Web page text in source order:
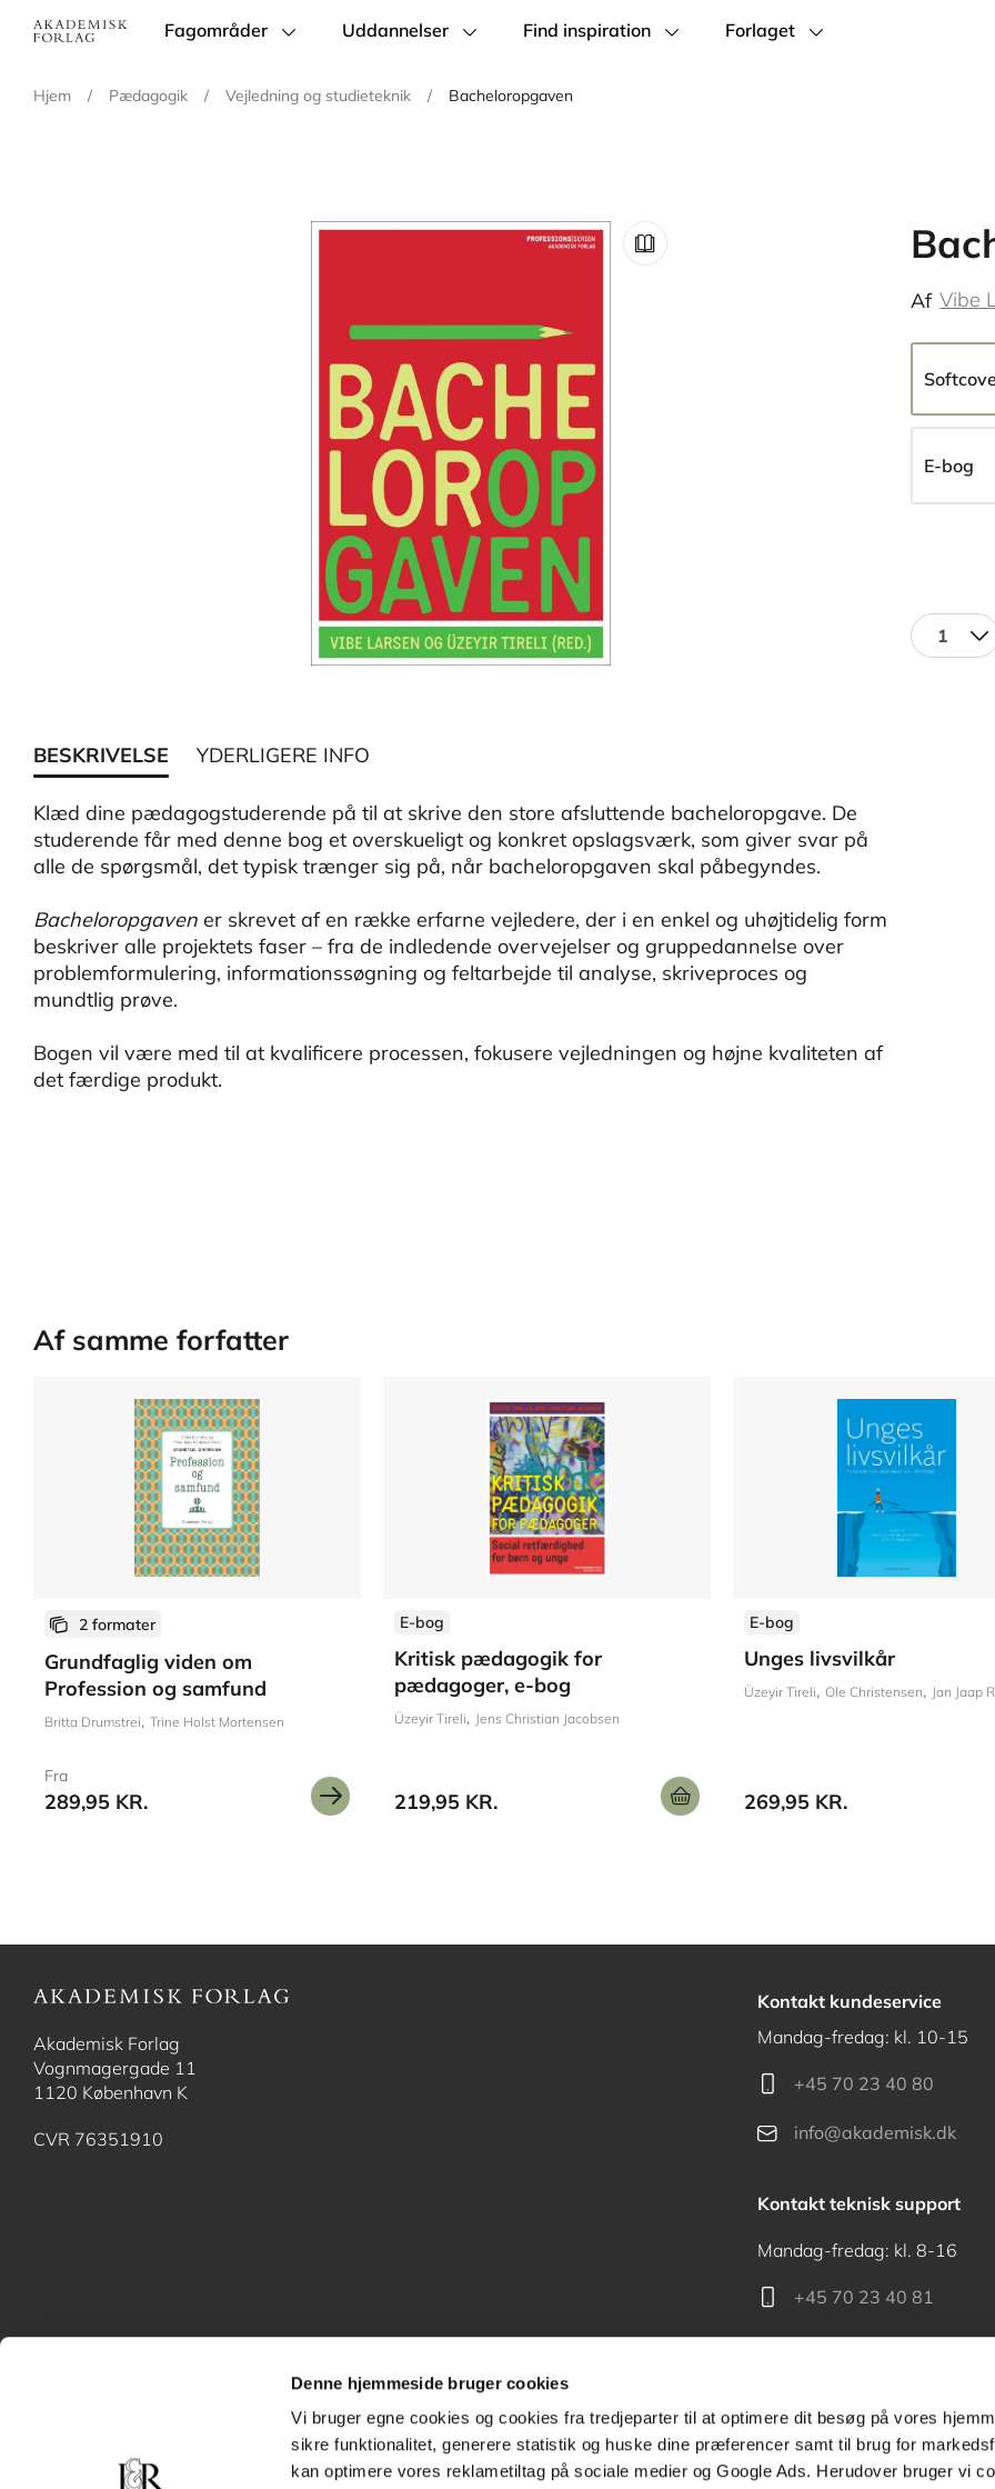
Denne hjemmeside bruger cookies
Vi bruger egne cookies og cookies fra tredjeparter til at optimere dit besøg på vores
sikre funktionalitet, generere statistik og huske dine præferencer samt til brug for
kan optimere vores reklametiltag på sociale medier og Google Ads. Herudover bruger vi
Main
Fagområder Uddannelser Find inspiration Forlaget
Hjem / Pædagogik / Vejledning og studieteknik / Bacheloropgaven
Af Vibe
E-bog
1
BESKRIVELSE YDERLIGERE INFO
Klæd dine pædagogstuderende på til at skrive den store afsluttende bacheloropgave. De
studerende får med denne bog et overskueligt og konkret opslagsværk, som giver svar på
alle de spørgsmål, det typisk trænger sig på, når bacheloropgaven skal påbegyndes.
Bacheloropgaven er skrevet af en række erfarne vejledere, der i en enkel og uhøjtidelig form
beskriver alle projektets faser – fra de indledende overvejelser og gruppedannelse over
problemformulering, informationssøgning og feltarbejde til analyse, skriveproces og
mundtlig prøve.
Bogen vil være med til at kvalificere processen, fokusere vejledningen og højne kvaliteten af
det færdige produkt.
Af samme forfatter
2 formater
Grundfaglig viden om
Profession og samfund
Britta Drumstrei Trine Holst Mortensen
Fra
289,95 KR.
E-bog
Kritisk pædagogik for
pædagoger, e-bog
Üzeyir Tireli Jens Christian Jacobsen
219,95 KR.
E-bog
Unges livsvilkår
Üzeyir Tireli Ole Christensen Jan Jaap
269,95 KR.
Akademisk Forlag
Vognmagergade 11
1120 København K
CVR 76351910
Kontakt kundeservice
Mandag-fredag: kl. 10-15
+45 70 23 40 80
info@akademisk.dk
Kontakt teknisk support
Mandag-fredag: kl. 8-16
+45 70 23 40 81